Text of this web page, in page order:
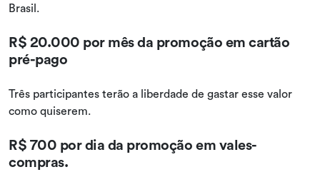
Brasil.
R$ 20.000 por mês da promoção em cartão
pré-pago
Três participantes terão a liberdade de gastar esse valor
como quiserem.
R$ 700 por dia da promoção em vales-
compras.